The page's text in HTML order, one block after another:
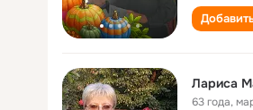
Лариса
63 года,